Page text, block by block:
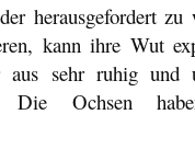
herausgefordert
kann ihre Wut
sehr ruhig und
Die Ochsen